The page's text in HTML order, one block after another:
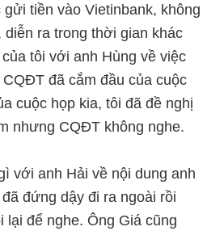
tiền vào Vietinbank, không
diễn ra trong thời gian khác
tôi với anh Hùng về việc
đã cắm đầu của cuộc
cuộc họp kia, tôi đã đề nghị
nhưng CQĐT không nghe.
với anh Hải về nội dung anh
đứng dậy đi ra ngoài rồi
lại để nghe. Ông Giá cũng